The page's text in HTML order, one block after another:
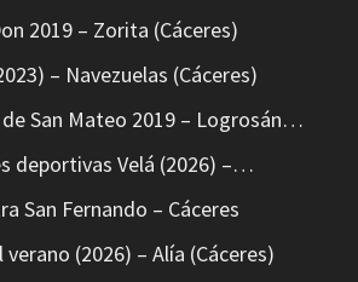
2019 – Zorita (Cáceres)
– Navezuelas (Cáceres)
San Mateo 2019 – Logrosán…
deportivas Velá (2026) –…
San Fernando – Cáceres
(2026) – Alía (Cáceres)